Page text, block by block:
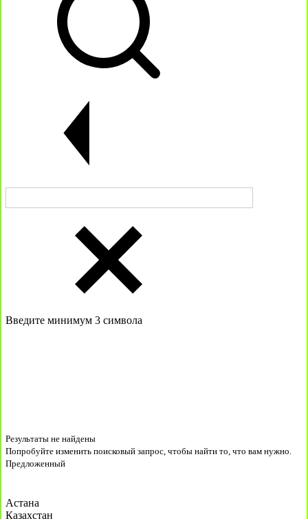
Введите минимум 3 символа
Результаты не найдены
Попробуйте изменить поисковый запрос, чтобы найти то, что вам нужно.
Предложенный
Астана
Казахстан